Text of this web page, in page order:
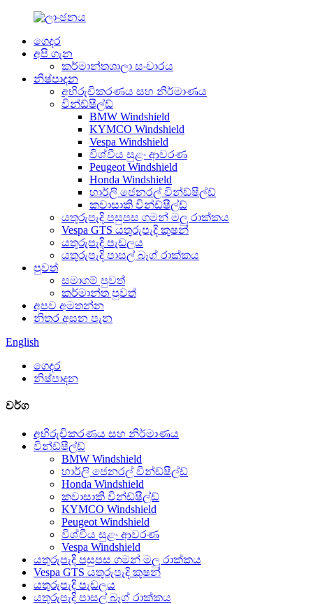
ගෙදර
අපි ගැන
කර්මාන්තශාලා සංචාරය
නිෂ්පාදන
අභිරුචිකරණය සහ නිර්මාණය
වින්ඩ්ෂීල්ඩ්
BMW Windshield
KYMCO Windshield
Vespa Windshield
විශ්වීය සුළං ආවරණ
Peugeot Windshield
Honda Windshield
හාර්ලි ජෙනරල් වින්ඩ්ෂීල්ඩ්
කවාසාකි වින්ඩ්ෂීල්ඩ්
යතුරුපැදි පසුපස ගමන් මලු රාක්කය
Vespa GTS යතුරුපැදි කුෂන්
යතුරුපැදි පැඩලය
යතුරුපැදි පාසල් බෑග් රාක්කය
පුවත්
සමාගම් පුවත්
කර්මාන්ත පුවත්
අපව අමතන්න
නිතර අසන පැන
English
ගෙදර
නිෂ්පාදන
වර්ග
අභිරුචිකරණය සහ නිර්මාණය
වින්ඩ්ෂීල්ඩ්
BMW Windshield
හාර්ලි ජෙනරල් වින්ඩ්ෂීල්ඩ්
Honda Windshield
කවාසාකි වින්ඩ්ෂීල්ඩ්
KYMCO Windshield
Peugeot Windshield
විශ්වීය සුළං ආවරණ
Vespa Windshield
යතුරුපැදි පසුපස ගමන් මලු රාක්කය
Vespa GTS යතුරුපැදි කුෂන්
යතුරුපැදි පැඩලය
යතුරුපැදි පාසල් බෑග් රාක්කය